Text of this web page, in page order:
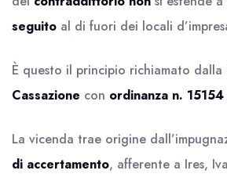
seguito al di fuori dei locali
È questo il principio richiamato dalla
Cassazione con ordinanza n.
La vicenda trae origine
di accertamento, afferente a Ires,